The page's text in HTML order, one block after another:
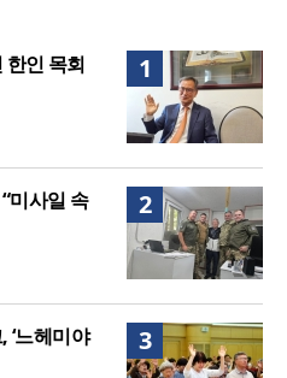
종 금지법 시행… 기독교계
평 리버사이드 대학 캠퍼스 영
기반 확보
1
한인 목회
2
미사일 속
3
‘느헤미야